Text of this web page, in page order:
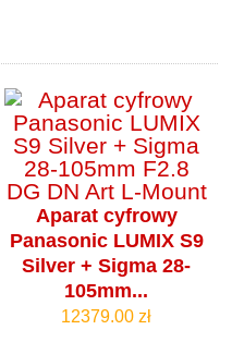
Aparat cyfrowy
Panasonic LUMIX S9
Silver + Sigma 28-
105mm...
12379.00 zł